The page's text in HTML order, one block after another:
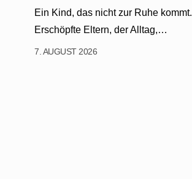
Ein Kind, das nicht zur Ruhe kommt.
Erschöpfte Eltern, der Alltag,…
7. AUGUST 2026